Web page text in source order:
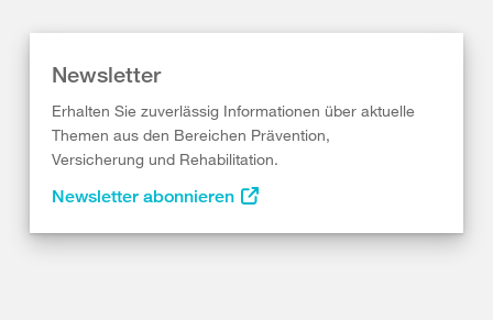
Newsletter
Erhalten Sie zuverlässig Informationen über aktuelle
Themen aus den Bereichen Prävention,
Versicherung und Rehabilitation.
Newsletter abonnieren